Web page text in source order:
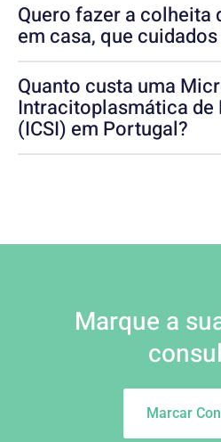
Quero fazer a colheita
em casa, que
Quanto custa uma
Intracitoplasmática de
(ICSI) em Portugal?
Marque a
Marcar